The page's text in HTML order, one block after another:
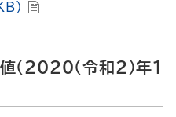
）
2020（令和2）年1